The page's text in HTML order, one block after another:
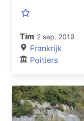
Tim 2 sep. 2019
Frankrijk
Poitiers